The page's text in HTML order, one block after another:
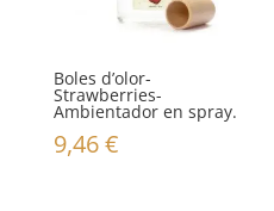
Boles d’olor-
Strawberries-
Ambientador en spray.
9,46€